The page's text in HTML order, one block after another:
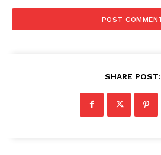
SHARE POST: